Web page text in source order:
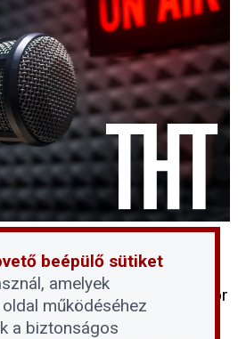
része az Ingatlan 2024 -
-közvetítők, és -
Előadó: Szarvas Gábor
Consulting
beépülő sütiket
amelyek
működéséhez
a biztonságos